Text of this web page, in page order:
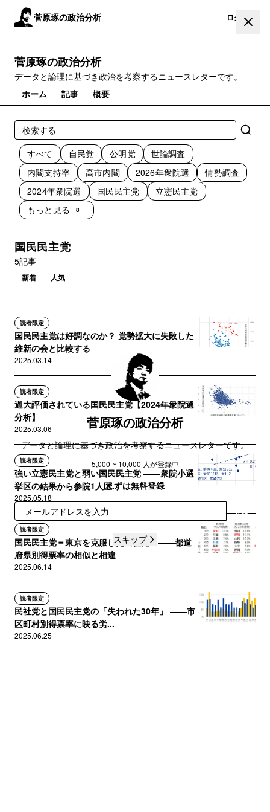
菅原琢の政治分析 ログイン
菅原琢の政治分析
データと論理に基づき政治を考察するニュースレターです。
ホーム
記事 概要
すべて 自民党 公明党
世論調査
内閣支持率
高市内閣 2026年衆院選
情勢調査
2024年衆院選
国民民主党
立憲民主党
もっと見る
8
国民民主党
5記事
新着 人気
読者限定
国民民主党は好調なのか？ 党勢拡大に失敗した
維新の会と比較する
2025.03.14
読者限定
過大評価されている国民民主党【2024年衆院選
分析】
2025.03.06
読者限定
強い立憲民主党と弱い国民民主党 ――衆院小選
挙区の結果から参院1人区...
2025.05.18
読者限定
国民民主党＝東京を克服した民社党？――都道
府県別得票率の相似と相違
2025.06.14
読者限定
民社党と国民民主党の「失われた30年」 ――市
区町村別得票率に映る労...
2025.06.25
菅原琢の政治分析
データと論理に基づき政治を考察するニュースレターです。
5,000 ~ 10,000 人が登録中
まずは無料登録
登録
スキップ